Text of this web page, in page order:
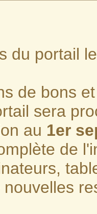
du portail
de bons
sera
au 1er
de